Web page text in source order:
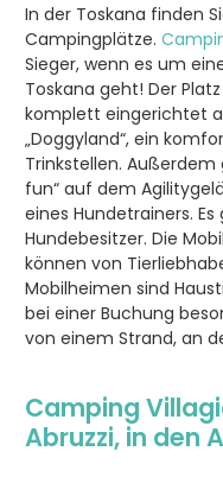
In der Toskana finden
Campingplätze.
Sieger, wenn es um
Toskana geht! Der
komplett eingerichtet
„Doggyland“, ein
Trinkstellen. Außerdem
fun“ auf dem
eines Hundetrainers.
Hundebesitzer. Die
können von
Mobilheimen sind
bei einer Buchung
von einem Strand, an
Camping
Abruzzi, in den